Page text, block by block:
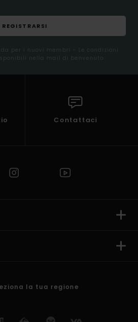
REGISTRARSI
per i nuovi membri - Le condizioni
nella mail di benvenuto
Contattaci
la tua regione